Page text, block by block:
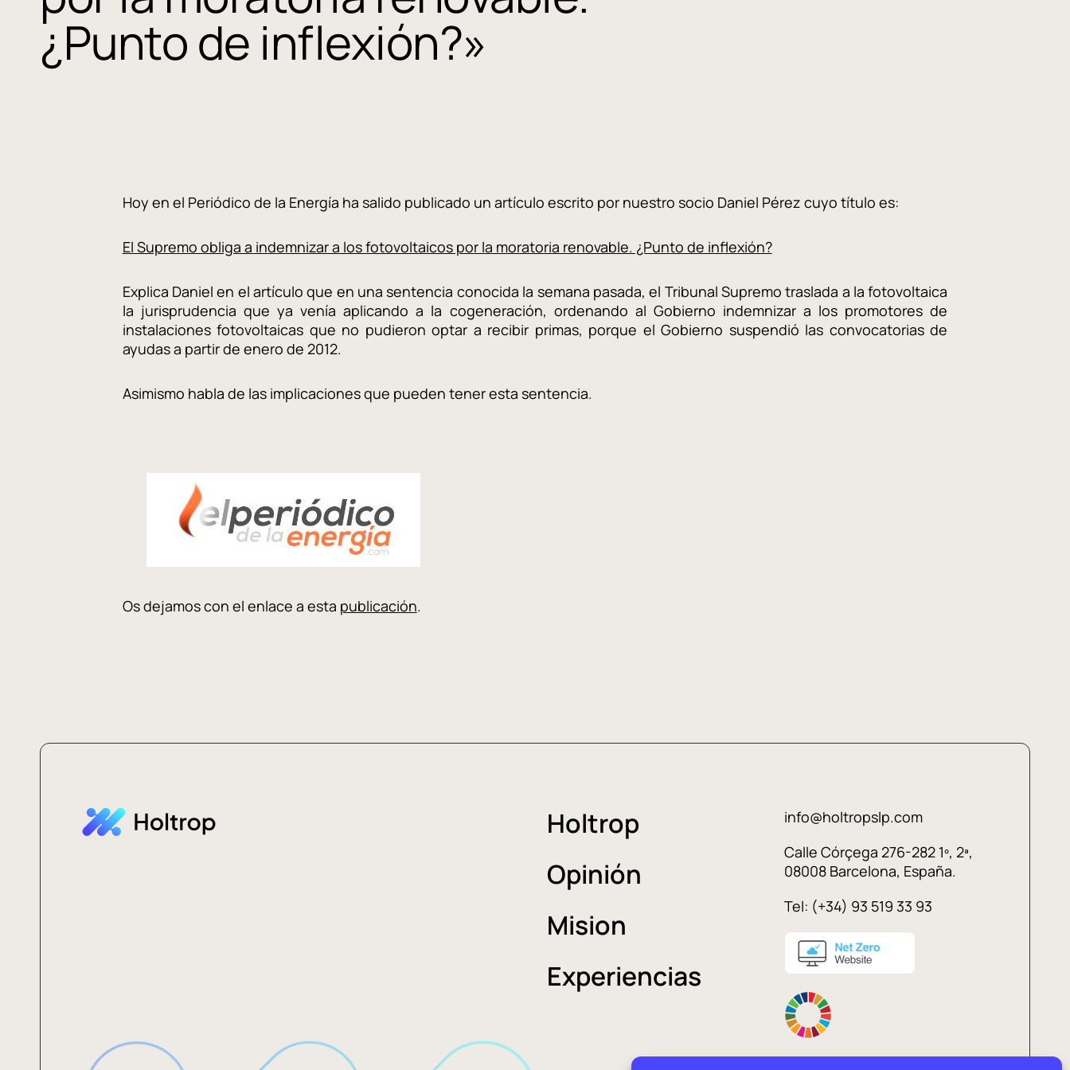
¿Punto de inflexión?»
Hoy en el Periódico de la Energía ha salido publicado un artículo escrito por nuestro socio Daniel Pérez cuyo título es:
El Supremo obliga a indemnizar a los fotovoltaicos por la moratoria renovable. ¿Punto de inflexión?
Explica Daniel en el artículo que en una sentencia conocida la semana pasada, el Tribunal Supremo traslada a la fotovoltaica
la jurisprudencia que ya venía aplicando a la cogeneración, ordenando al Gobierno indemnizar a los promotores de
instalaciones fotovoltaicas que no pudieron optar a recibir primas, porque el Gobierno suspendió las convocatorias de
ayudas a partir de enero de 2012.
Asimismo habla de las implicaciones que pueden tener esta sentencia.
Os dejamos con el enlace a esta publicación.
Holtrop
Opinión
Mision
Experiencias
info@holtropslp.com
Calle Córçega 276-282 1º, 2ª,
08008 Barcelona, España.
Tel: (+34) 93 519 33 93